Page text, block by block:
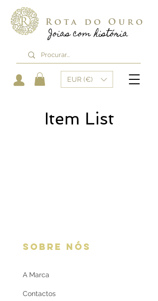
Joias com história
Rota do Ouro
EUR (€)
Item List
SOBRE NÓS
A Marca
Contactos